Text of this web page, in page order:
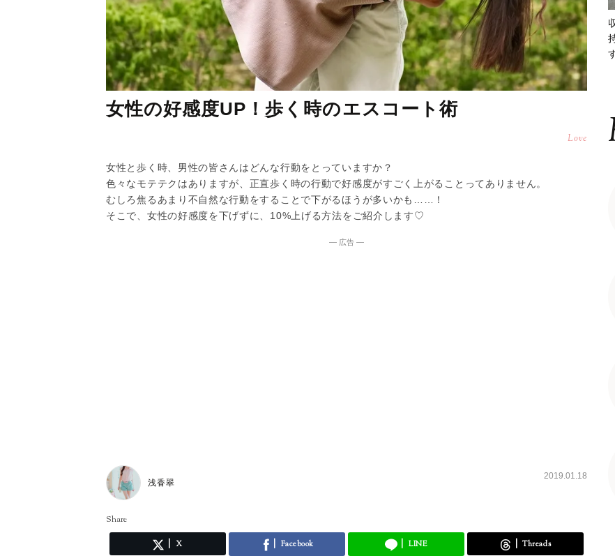
女性の好感度UP！歩く時のエスコート術
Love
女性と歩く時、男性の皆さんはどんな行動をとっていますか？
色々なモテテクはありますが、正直歩く時の行動で好感度がすごく上がることってありません。
むしろ焦るあまり不自然な行動をすることで下がるほうが多いかも……！
そこで、女性の好感度を下げずに、10%上げる方法をご紹介します♡
― 広告 ―
浅香翠
2019.01.18
Share
X Facebook LINE Threads